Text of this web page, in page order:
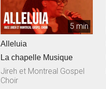
5 min
Alleluia
La chapelle Musique
Jireh et Montreal Gospel
Choir